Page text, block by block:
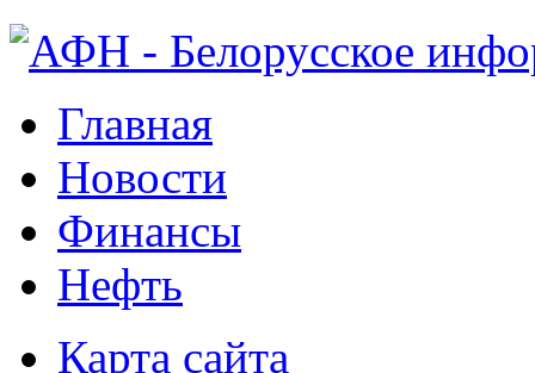
Главная
Новости
Финансы
Нефть
Карта сайта